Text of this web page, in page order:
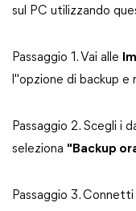
sul PC utilizzando
Passaggio 1. Vai alle
l"opzione di backup e
Passaggio 2. Scegli i
seleziona "Backup
Passaggio 3.